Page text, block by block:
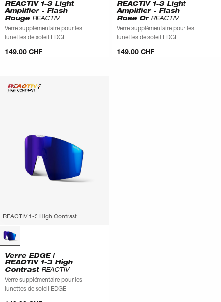
REACTIV 1-3 Light
Amplifier - Flash
Rouge REACTIV
Verre supplémentaire pour les
lunettes de soleil EDGE
149.00 CHF
REACTIV 1-3 Light
Amplifier - Flash
Rose Or REACTIV
Verre supplémentaire pour les
lunettes de soleil EDGE
149.00 CHF
REACTIV 1-3 High Contrast
Verre EDGE |
REACTIV 1-3 High
Contrast REACTIV
Verre supplémentaire pour les
lunettes de soleil EDGE